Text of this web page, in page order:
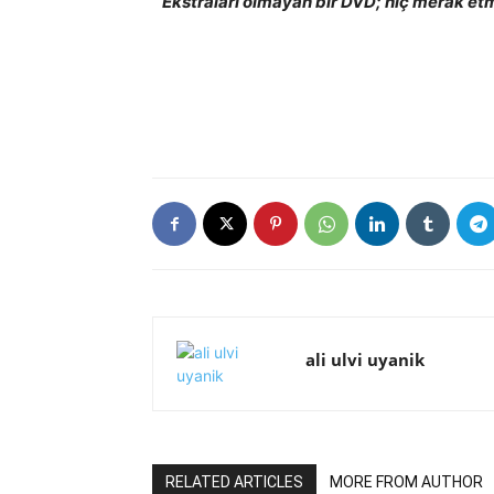
ali ulvi uyanik
RELATED ARTICLES MORE FROM AUTHOR